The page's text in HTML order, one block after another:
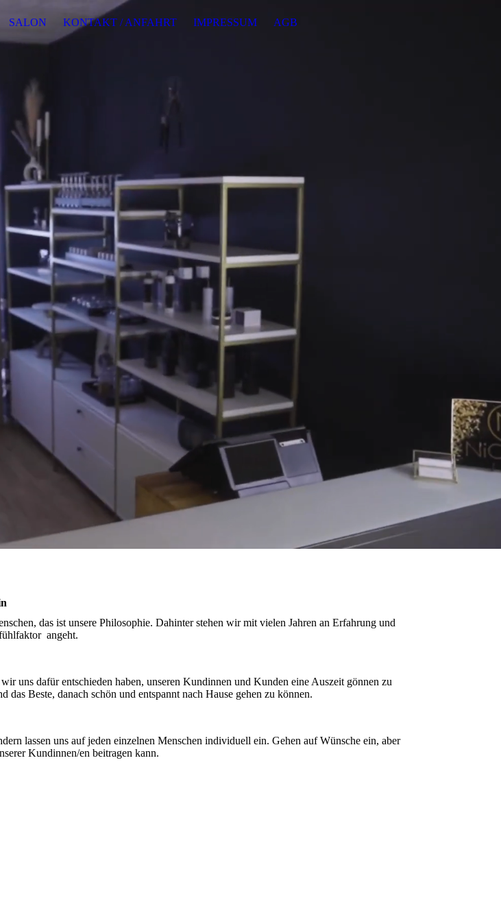
SALON KONTAKT / ANFAHRT IMPRESSUM AGB
das ist unsere Philosophie. Dahinter stehen wir mit vielen Jahren an Erfahrung und
angeht.
uns dafür entschieden haben, unseren Kundinnen und Kunden eine Auszeit gönnen zu
Beste, danach schön und entspannt nach Hause gehen zu können.
lassen uns auf jeden einzelnen Menschen individuell ein. Gehen auf Wünsche ein, aber
Kundinnen/en beitragen kann.